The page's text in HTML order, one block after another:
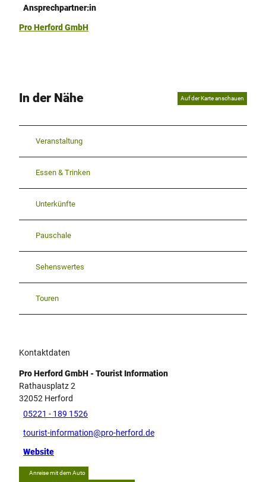
Ansprechpartner:in
Pro Herford GmbH
In der Nähe Auf der Karte anschauen
Veranstaltung
Essen & Trinken
Unterkünfte
Pauschale
Sehenswertes
Touren
Kontaktdaten
Pro Herford GmbH - Tourist Information
Rathausplatz 2
32052 Herford
05221 - 189 1526
tourist-information@pro-herford.de
Website
Anreise mit dem Auto